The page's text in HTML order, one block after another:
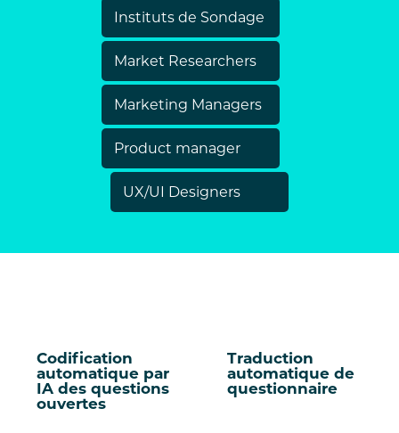
Instituts de Sondage
Market Researchers
Marketing Managers
Product manager
UX/UI Designers
Codification
automatique par
IA des questions
ouvertes
Traduction
automatique de
questionnaire